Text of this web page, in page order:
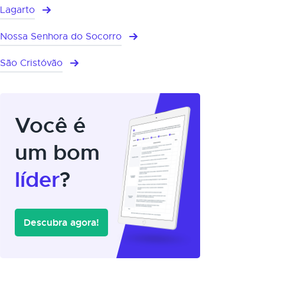
Lagarto
Nossa Senhora do Socorro
São Cristóvão
Você é
um bom
líder?
Descubra agora!